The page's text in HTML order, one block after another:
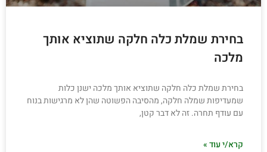
בחירת שמלת כלה חלקה שתוציא אותך
מלכה
בחירת שמלת כלה חלקה שתוציא אותך מלכה ישנן כלות
שמעדיפות שמלה חלקה, מהסיבה הפשוטה שהן לא מרגישות בנוח
עם עודף תחרה. זה לא דבר קטן,
קרא/י עוד »